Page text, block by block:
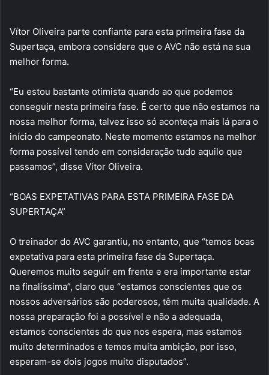
Vítor Oliveira parte confiante para esta primeira fase da
Supertaça, embora considere que o AVC não está na sua
melhor forma.
“Eu estou bastante otimista quando ao que podemos
conseguir nesta primeira fase. É certo que não estamos na
nossa melhor forma, talvez isso só aconteça mais lá para o
início do campeonato. Neste momento estamos na melhor
forma possível tendo em consideração tudo aquilo que
passamos”, disse Vítor Oliveira.
“BOAS EXPETATIVAS PARA ESTA PRIMEIRA FASE DA
SUPERTAÇA”
O treinador do AVC garantiu, no entanto, que “temos boas
expetativa para esta primeira fase da Supertaça.
Queremos muito seguir em frente e era importante estar
na finalíssima”, claro que “estamos conscientes que os
nossos adversários são poderosos, têm muita qualidade. A
nossa preparação foi a possível e não a adequada,
estamos conscientes do que nos espera, mas estamos
muito determinados e temos muita ambição, por isso,
esperam-se dois jogos muito disputados”.